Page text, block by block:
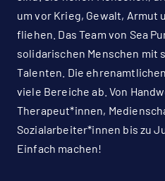
um vor Krieg, Gewalt, Armut
fliehen. Das Team von Sea
solidarischen Menschen mit
Talenten. Die
viele Bereiche ab. Von
Therapeut*innen,
Sozialarbeiter*innen bis zu
Einfach machen!